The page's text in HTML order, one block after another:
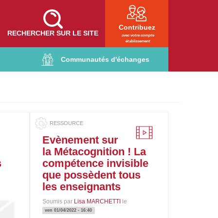
RECHERCHER SUR LE SITE
Contribuez
avec votre compte
établissement
Communautés d'échanges
Evènement sur
la Métacognition ! La
compétence invisible
que possèdent tous
les enseignants
Soumis par Lisa MARCHETTI le
ven 01/04/2022 - 16:40